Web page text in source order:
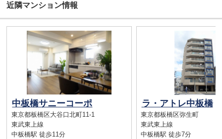
近隣マンション情報
中板橋サニーコーポ
東京都板橋区大谷口北町11-1
東武東上線
中板橋駅 徒歩11分
ラ・アトレ中板橋
東京都板橋区弥生町
東武東上線
中板橋駅 徒歩7分